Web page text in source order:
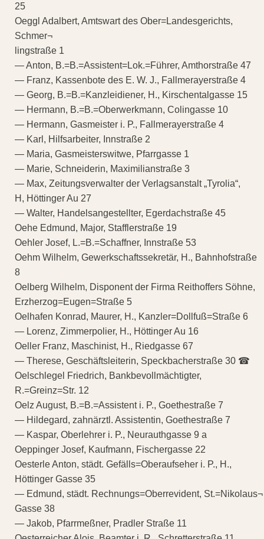
25
Oeggl Adalbert, Amtswart des Ober=Landesgerichts,
Schmer¬
lingstraße 1
— Anton, B.=B.=Assistent=Lok.=Führer, Amthorstraße 47
— Franz, Kassenbote des E. W. J., Fallmerayerstraße 4
— Georg, B.=B.=Kanzleidiener, H., Kirschentalgasse 15
— Hermann, B.=B.=Oberwerkmann, Colingasse 10
— Hermann, Gasmeister i. P., Fallmerayerstraße 4
— Karl, Hilfsarbeiter, Innstraße 2
— Maria, Gasmeisterswitwe, Pfarrgasse 1
— Marie, Schneiderin, Maximilianstraße 3
— Max, Zeitungsverwalter der Verlagsanstalt „Tyrolia“,
H, Höttinger Au 27
— Walter, Handelsangestellter, Egerdachstraße 45
Oehe Edmund, Major, Stafflerstraße 19
Oehler Josef, L.=B.=Schaffner, Innstraße 53
Oehm Wilhelm, Gewerkschaftssekretär, H., Bahnhofstraße
8
Oelberg Wilhelm, Disponent der Firma Reithoffers Söhne,
Erzherzog=Eugen=Straße 5
Oelhafen Konrad, Maurer, H., Kanzler=Dollfuß=Straße 6
— Lorenz, Zimmerpolier, H., Höttinger Au 16
Oeller Franz, Maschinist, H., Riedgasse 67
— Therese, Geschäftsleiterin, Speckbacherstraße 30 ☎
Oelschlegel Friedrich, Bankbevollmächtigter,
R.=Greinz=Str. 12
Oelz August, B.=B.=Assistent i. P., Goethestraße 7
— Hildegard, zahnärztl. Assistentin, Goethestraße 7
— Kaspar, Oberlehrer i. P., Neurauthgasse 9 a
Oeppinger Josef, Kaufmann, Fischergasse 22
Oesterle Anton, städt. Gefälls=Oberaufseher i. P., H.,
Höttinger Gasse 35
— Edmund, städt. Rechnungs=Oberrevident, St.=Nikolaus¬
Gasse 38
— Jakob, Pfarrmeßner, Pradler Straße 11